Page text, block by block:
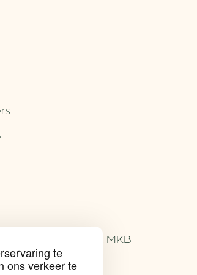
te
ons verkeer te
voor het MKB